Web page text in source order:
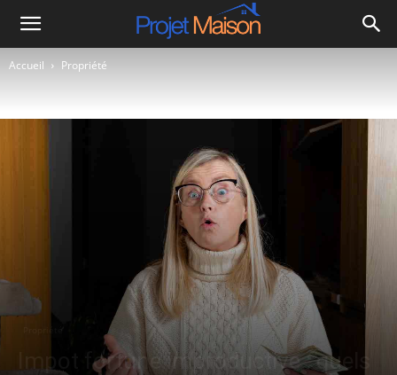
Projet
Accueil Propriété
Impot fortune improductive : quels